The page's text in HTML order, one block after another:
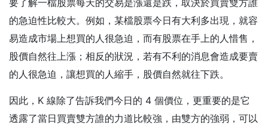
的急迫性比較大。例如，某檔股票今日有大利多出現，就容
易造成市場上想買的人很急迫，而有股票在手上的人惜售，
股價自然往上漲；相反的狀況，若有不利的消息會造成要賣
的人很急迫，讓想買的人縮手，股價自然就往下跌。
因此，K 線除了告訴我們今日的 4 個價位，更重要的是它
透露了當日買賣雙方誰的力道比較強，由雙方的強弱，可以